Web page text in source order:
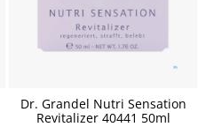
Dr. Grandel Nutri Sensation
Revitalizer 40441 50ml